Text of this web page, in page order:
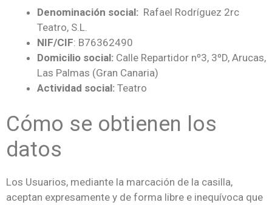
Denominación social: Rafael Rodríguez 2rc
Teatro, S.L.
NIF/CIF: B76362490
Domicilio social: Calle Repartidor nº3, 3ºD, Arucas,
Las Palmas (Gran Canaria)
Actividad social: Teatro
Cómo se obtienen los
datos
Los Usuarios, mediante la marcación de la casilla,
aceptan expresamente y de forma libre e inequívoca que